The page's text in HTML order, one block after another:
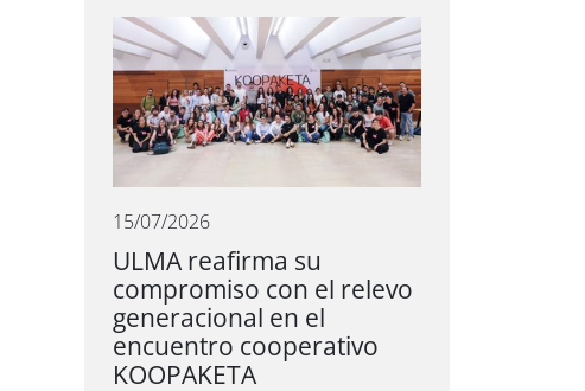
15/07/2026
ULMA reafirma su
compromiso con el relevo
generacional en el
encuentro cooperativo
KOOPAKETA